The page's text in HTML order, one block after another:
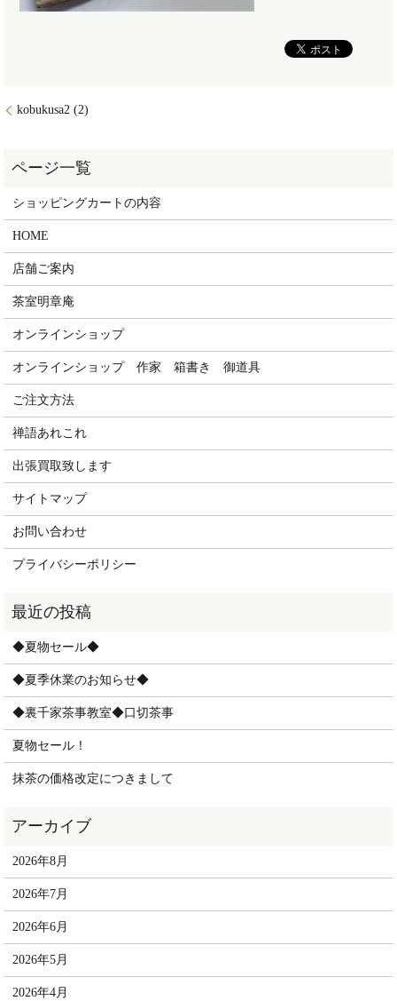
kobukusa2 (2)
ショッピングカートの内容
HOME
店舗ご案内
茶室明章庵
オンラインショップ
オンラインショップ 作家 箱書き 御道具
ご注文方法
禅語あれこれ
出張買取致します
サイトマップ
お問い合わせ
プライバシーポリシー
◆夏物セール◆
◆夏季休業のお知らせ◆
◆裏千家茶事教室◆口切茶事
夏物セール！
抹茶の価格改定につきまして
2026年8月
2026年7月
2026年6月
2026年5月
2026年4月